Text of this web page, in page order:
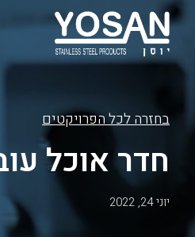
בחזרה לכל הפרויקטים
חדר אוכל
יוני 24, 2022